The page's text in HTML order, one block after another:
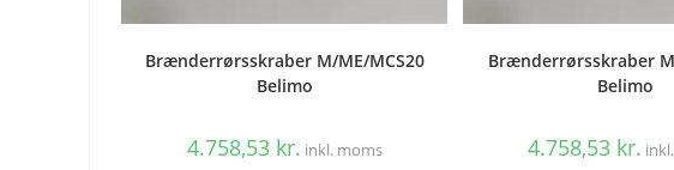
Brænderrørsskraber M/ME/MCS20
Belimo
4.758,53 kr. inkl. moms
Brænderrørsskraber
Belimo
4.758,53 kr.